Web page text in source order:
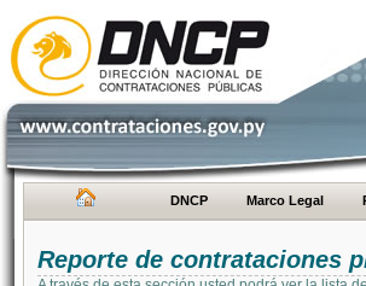
DNCP Marco Legal
Reporte de contrataciones